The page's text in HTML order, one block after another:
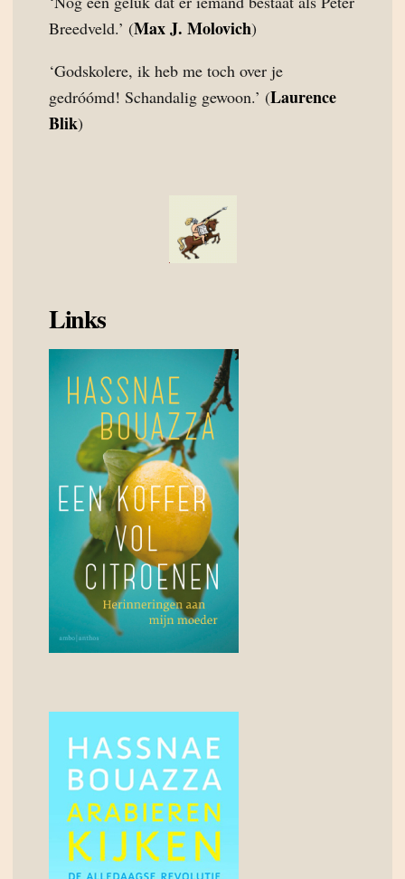
Breedveld.’ (Max J. Molovich)
‘Godskolere, ik heb me toch over je
gedróómd! Schandalig gewoon.’ (Laurence
Blik)
Links